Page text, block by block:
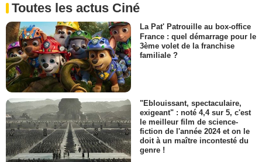
Toutes les actus Ciné
La Pat' Patrouille au box-office
France : quel démarrage pour le
3ème volet de la franchise
familiale ?
"Eblouissant, spectaculaire,
exigeant" : noté 4,4 sur 5, c'est
le meilleur film de science-
fiction de l'année 2024 et on le
doit à un maître incontesté du
genre !